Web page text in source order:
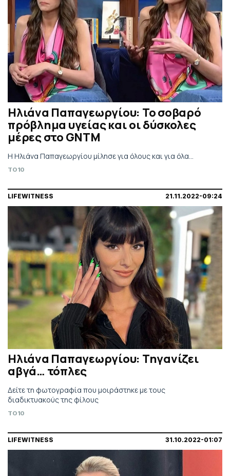
Ηλιάνα Παπαγεωργίου: Το σοβαρό
πρόβλημα υγείας και οι δύσκολες
μέρες στο GNTM
Η Ηλιάνα Παπαγεωργίου μίλησε για όλους και για όλα...
TO10
LIFEWITNESS 21.11.2022-09:24
Ηλιάνα Παπαγεωργίου: Τηγανίζει
αβγά… τόπλες
Δείτε τη φωτογραφία που μοιράστηκε με τους
διαδικτυακούς της φίλους
TO10
LIFEWITNESS 31.10.2022-01:07